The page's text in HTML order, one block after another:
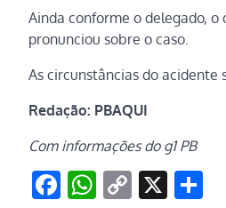
Ainda conforme o delegado,
pronunciou sobre o caso.
As circunstâncias do acidente
Redação: PBAQUI
Com informações do g1 PB
Facebook
WhatsApp
Copy
X